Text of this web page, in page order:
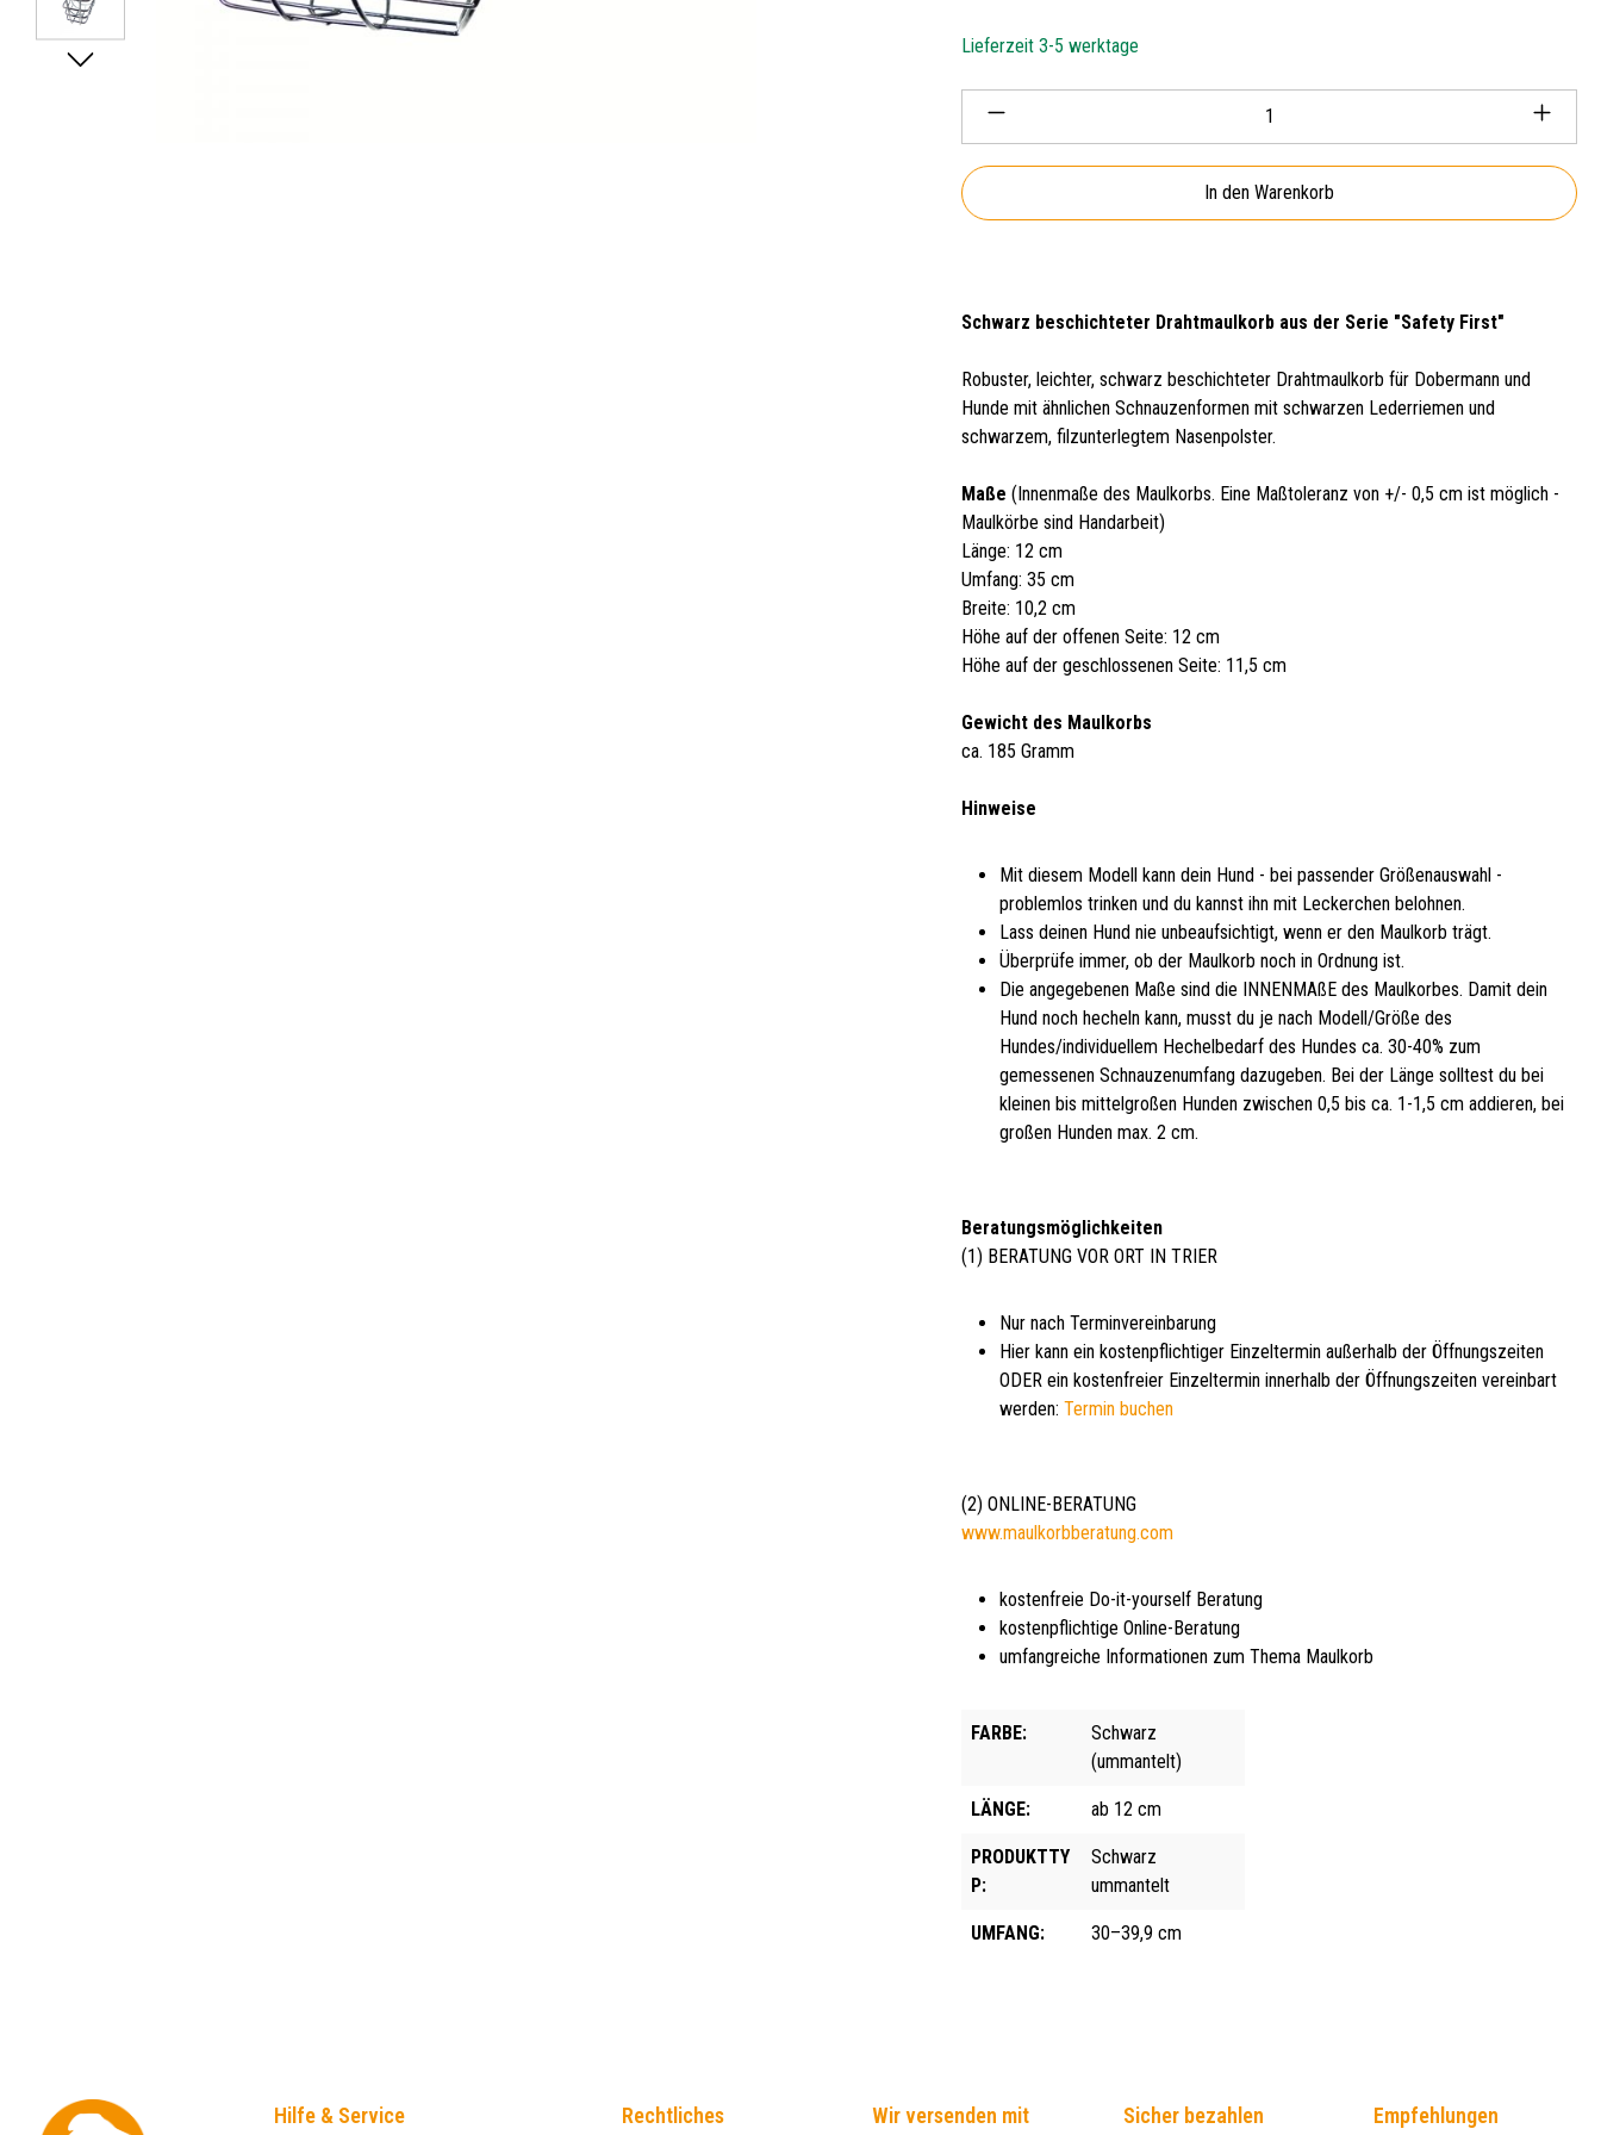
Lieferzeit 3-5 werktage
Produkt Anzahl: Gib den gewünschten Wert ein oder
In den Warenkorb
Schwarz beschichteter Drahtmaulkorb aus der Serie "Safety First"
Robuster, leichter, schwarz beschichteter Drahtmaulkorb für Dobermann und
Hunde mit ähnlichen Schnauzenformen mit schwarzen Lederriemen und
schwarzem, filzunterlegtem Nasenpolster.
Maße(Innenmaße des Maulkorbs. Eine Maßtoleranz von +/- 0,5 cm ist möglich -
Maulkörbe sind Handarbeit)
Länge: 12 cm
Umfang: 35 cm
Breite: 10,2 cm
Höhe auf der offenen Seite: 12 cm
Höhe auf der geschlossenen Seite: 11,5 cm
Gewicht des Maulkorbs
ca. 185 Gramm
Hinweise
Mit diesem Modell kann dein Hund - bei passender Größenauswahl -
problemlos trinken und du kannst ihn mit Leckerchen belohnen.
Lass deinen Hund nie unbeaufsichtigt, wenn er den Maulkorb trägt.
Überprüfe immer, ob der Maulkorb noch in Ordnung ist.
Die angegebenen Maße sind die INNENMAßE des Maulkorbes. Damit dein
Hund noch hecheln kann, musst du je nach Modell/Größe des
Hundes/individuellem Hechelbedarf des Hundes ca. 30-40% zum
gemessenen Schnauzenumfang dazugeben. Bei der Länge solltest du bei
kleinen bis mittelgroßen Hunden zwischen 0,5 bis ca. 1-1,5 cm addieren, bei
großen Hunden max. 2 cm.
Beratungsmöglichkeiten
(1) BERATUNG VOR ORT IN TRIER
Nur nach Terminvereinbarung
Hier kann ein kostenpflichtiger Einzeltermin außerhalb der Öffnungszeiten
ODER ein kostenfreier Einzeltermin innerhalb der Öffnungszeiten vereinbart
werden:Termin buchen
(2) ONLINE-BERATUNG
www.maulkorbberatung.com
kostenfreie Do-it-yourself Beratung
kostenpflichtige Online-Beratung
umfangreiche Informationen zum Thema Maulkorb
FARBE:
Schwarz
(ummantelt)
LÄNGE: ab 12 cm
PRODUKTTY
P:
Schwarz
ummantelt
UMFANG: 30–39,9 cm
Hilfe & Service Rechtliches Wir versenden mit Sicher bezahlen Empfehlungen